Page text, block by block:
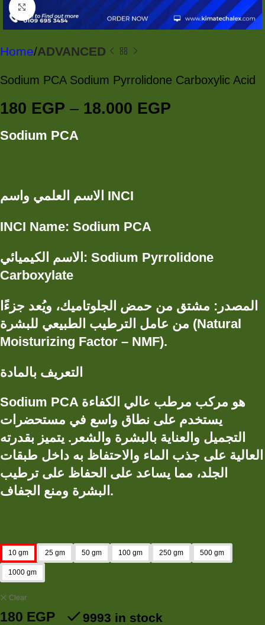
Click to enlarge
Home ADVANCED
Sodium PCA Sodium Pyrrolidone Carboxylic Acid
180 EGP – 18.000 EGP
Sodium PCA
الاسم العلمي واسم INCI
INCI Name: Sodium PCA
الاسم الكيميائي : Sodium Pyrrolidone
Carboxylate
المصدر : مشتق من حمض الجلوتاميك، ويُعد جزءًا
من عامل الترطيب الطبيعي للبشرة
(Natural
Moisturizing Factor – NMF).
التعريف بالمادة
Sodium PCA هو مركب مرطب عالي الكفاءة
يستخدم على نطاق واسع في مستحضرات
التجميل والعناية بالبشرة والشعر. يتميز بقدرته
العالية على جذب الماء والاحتفاظ به داخل طبقات
الجلد، مما يساعد على الحفاظ على ترطيب
البشرة ومنع الجفاف.
10 gm 25 gm 50 gm 100 gm 250 gm 500 gm
1000 gm
Clear
180 EGP 9993 in stock